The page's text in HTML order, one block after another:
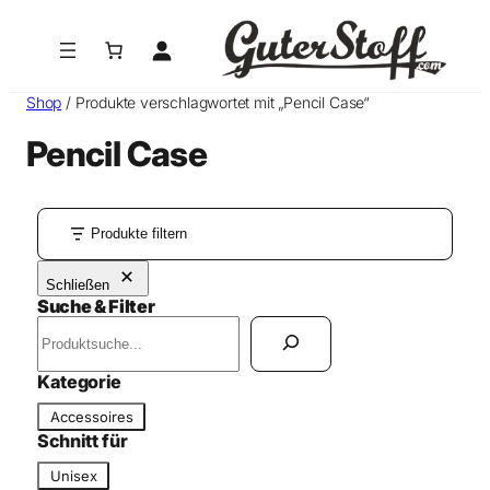
Shop / Produkte verschlagwortet mit „Pencil Case“
Pencil Case
Produkte filtern
Schließen
Suche & Filter
u
c
h
e
n
Kategorie
a
t
e
Accessoires
Schnitt für
Unisex